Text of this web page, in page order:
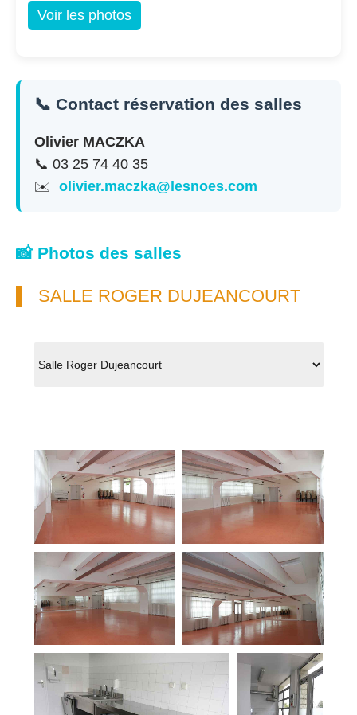
Voir les photos
📞 Contact réservation des salles
Olivier MACZKA
📞 03 25 74 40 35
✉️ olivier.maczka@lesnoes.com
📸 Photos des salles
SALLE ROGER DUJEANCOURT